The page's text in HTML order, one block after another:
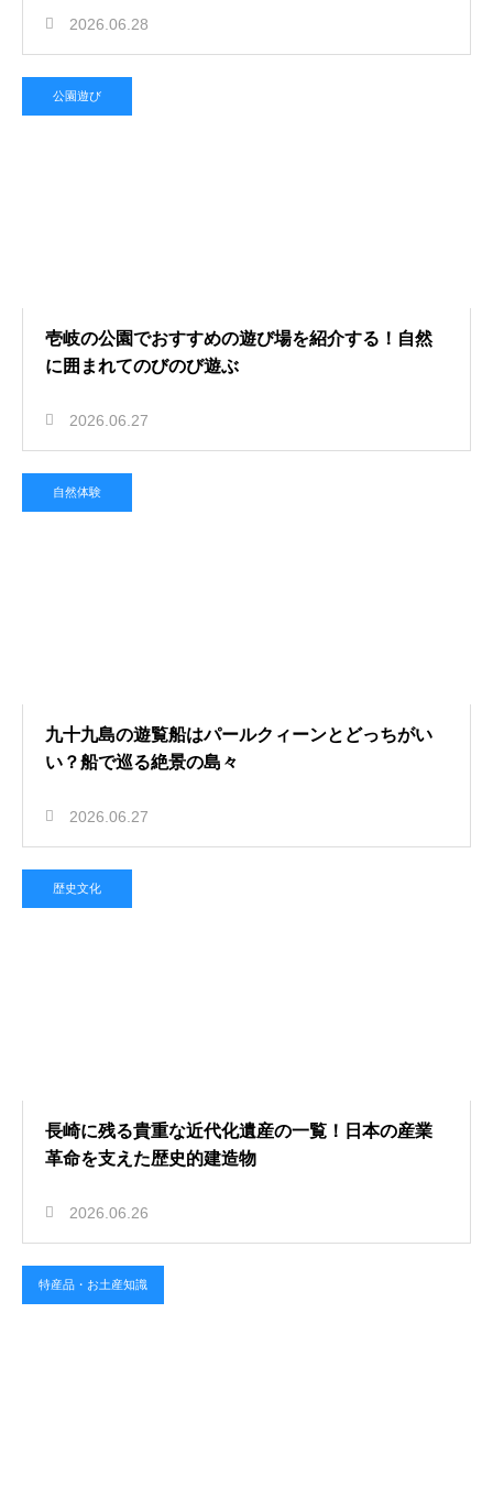
2026.06.28
公園遊び
壱岐の公園でおすすめの遊び場を紹介する！自然
に囲まれてのびのび遊ぶ
2026.06.27
自然体験
九十九島の遊覧船はパールクィーンとどっちがい
い？船で巡る絶景の島々
2026.06.27
歴史文化
長崎に残る貴重な近代化遺産の一覧！日本の産業
革命を支えた歴史的建造物
2026.06.26
特産品・お土産知識